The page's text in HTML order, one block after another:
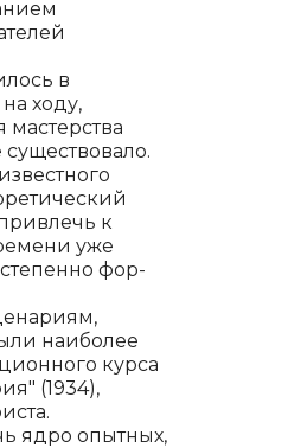
в
ходу,
существовало.
к
уже
фор­
наиболее
курса
(1934),
ядро опытных,